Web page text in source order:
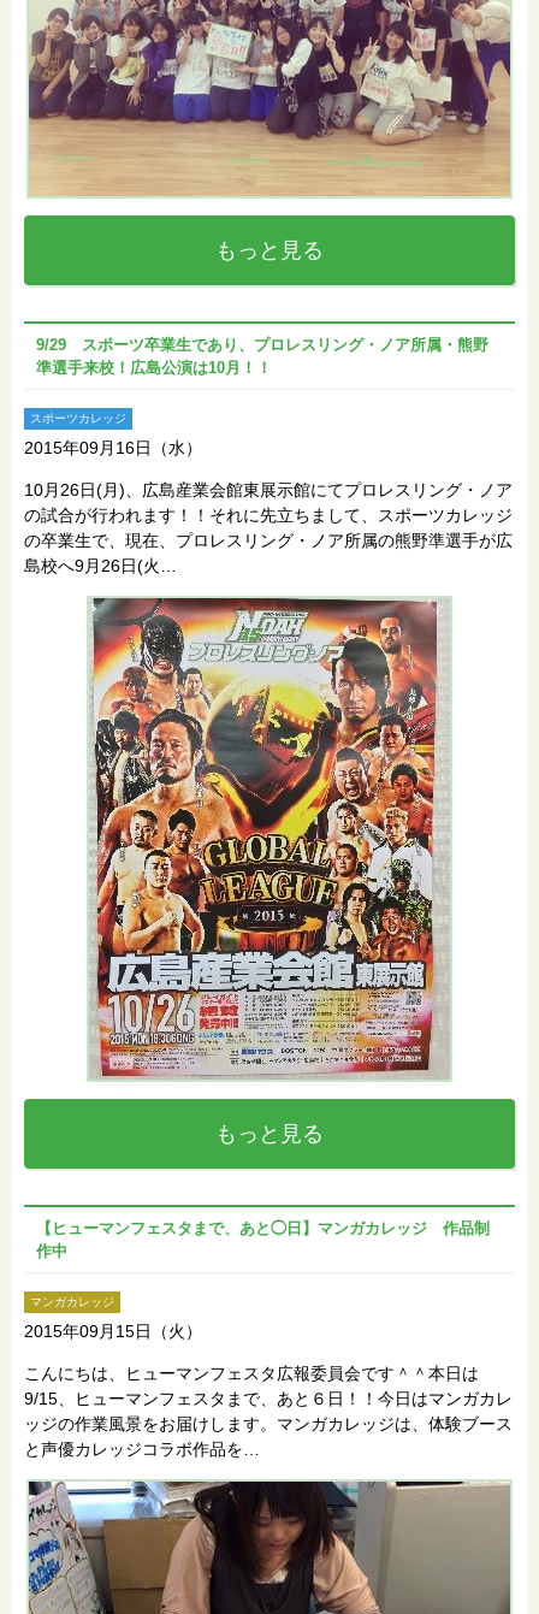
もっと見る
9/29 スポーツ卒業生であり、プロレスリング・ノア所属・熊野
準選手来校！広島公演は10月！！
スポーツカレッジ
2015年09月16日（水）
10月26日(月)、広島産業会館東展示館にてプロレスリング・ノア
の試合が行われます！！それに先立ちまして、スポーツカレッジ
の卒業生で、現在、プロレスリング・ノア所属の熊野準選手が広
島校へ9月26日(火…
もっと見る
【ヒューマンフェスタまで、あと◯日】マンガカレッジ 作品制
作中
マンガカレッジ
2015年09月15日（火）
こんにちは、ヒューマンフェスタ広報委員会です＾＾本日は
9/15、ヒューマンフェスタまで、あと６日！！今日はマンガカレ
ッジの作業風景をお届けします。マンガカレッジは、体験ブース
と声優カレッジコラボ作品を…